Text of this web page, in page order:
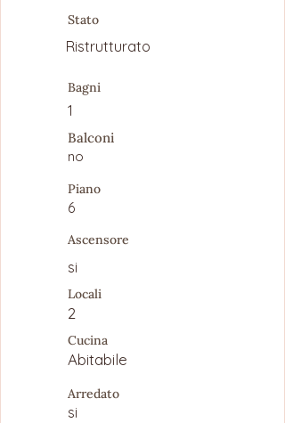
Stato
Ristrutturato
Bagni
1
Balconi
no
Piano
6
Ascensore
si
Locali
2
Cucina
Abitabile
Arredato
si